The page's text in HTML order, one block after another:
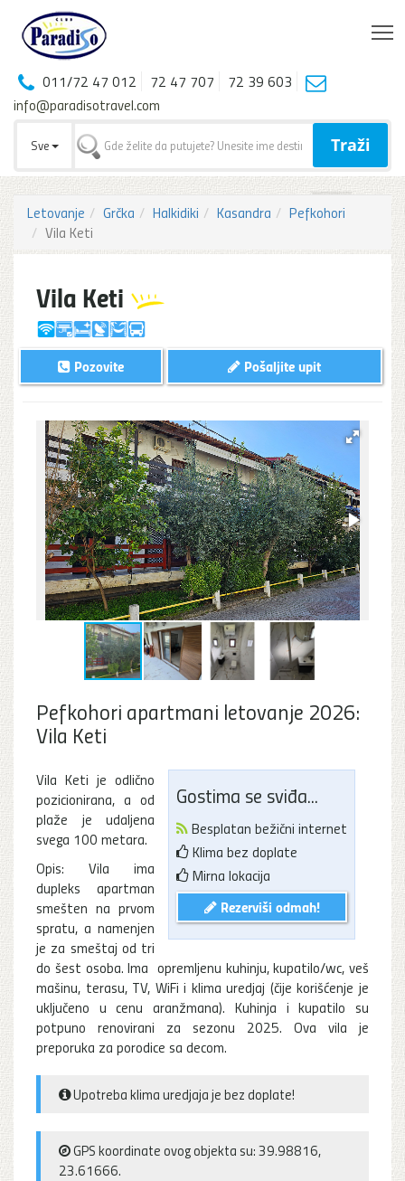
011/72 47 012 72 47 707
72 39 603
info@paradisotravel.com
Sve Traži
Letovanje Grčka Halkidiki Kasandra
Pefkohori
Vila Keti
Vila Keti
Pošaljite upit
Pozovite
Pefkohori apartmani letovanje 2026:
Vila Keti
Gostima se sviđa...
Besplatan bežični internet
Klima bez doplate
Mirna lokacija
Rezerviši odmah!
Vila Keti je odlično
pozicionirana, a od
plaže je udaljena
svega 100 metara.
Opis: Vila ima
dupleks apartman
smešten na prvom
spratu, a namenjen
je za smeštaj od tri
do šest osoba. lma opremljenu kuhinju, kupatilo/wc, veš
mašinu, terasu, TV, WiFi i klima uredjaj (čije korišćenje je
uključeno u cenu aranžmana). Kuhinja i kupatilo su
potpuno renovirani za sezonu 2025. Ova vila je
preporuka za porodice sa decom.
Upotreba klima uredjaja je bez doplate!
GPS koordinate ovog objekta su: 39.98816,
23.61666.